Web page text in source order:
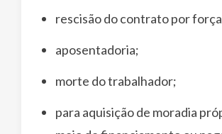
rescisão do contrato por
aposentadoria;
morte do trabalhador;
para aquisição de moradia